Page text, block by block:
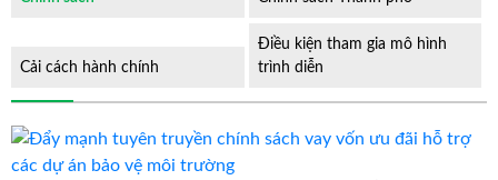
Cải cách hành chính
Điều kiện tham gia mô hình
trình diễn